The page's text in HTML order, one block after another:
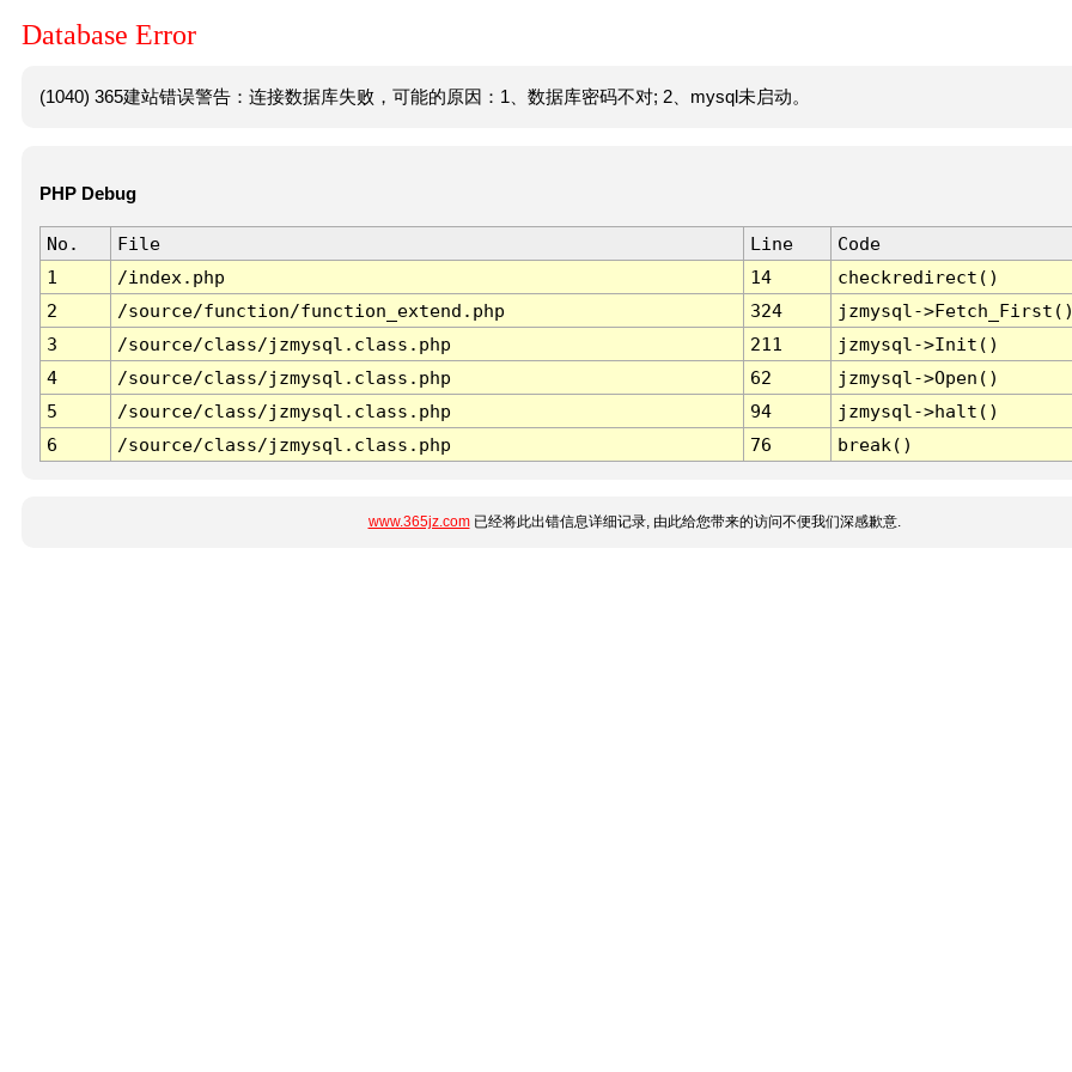
Database Error
(1040) 365建站错误警告：连接数据库失败，可能的原因：1、数据库密码不对; 2、mysql未启动。
PHP Debug
No. File Line
Code
1
/index.php 14
checkredirect()
2
/source/function/function_extend.php 324
jzmysql-
3
/source/class/jzmysql.class.php 211
jzmysql->Init()
4
/source/class/jzmysql.class.php 62
jzmysql->Open()
5
/source/class/jzmysql.class.php 94
jzmysql->halt()
6
/source/class/jzmysql.class.php 76 break()
www.365jz.com已经将此出错信息详细记录, 由此给您带来的访问不便我们深感歉意.